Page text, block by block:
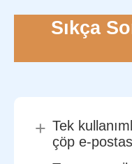
Sıkça
+ Tek
çöp e-